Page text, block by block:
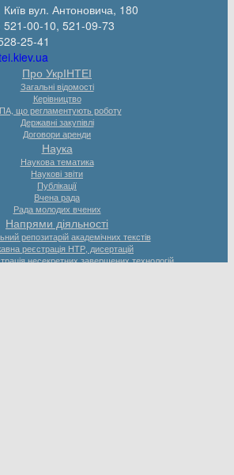
вул. Антоновича, 180
00-10, 521-09-73
25-41
Про УкрІНТЕІ
Загальні відомості
Керівництво
що регламентують роботу
Державні закупівлі
Договори аренди
Наука
Наукова тематика
Наукові звіти
Публікації
Вчена рада
Рада молодих вчених
Напрями діяльності
репозитарій академічних текстів
реєстрація НТР, дисертацій
несекретних завершених технологій